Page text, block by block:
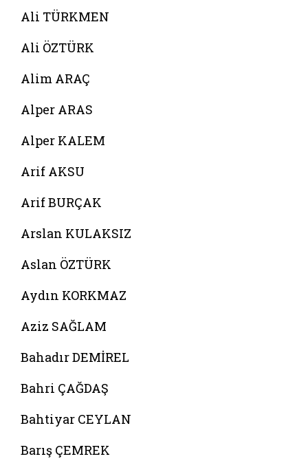
Ali TÜRKMEN
Ali ÖZTÜRK
Alim ARAÇ
Alper ARAS
Alper KALEM
Arif AKSU
Arif BURÇAK
Arslan KULAKSIZ
Aslan ÖZTÜRK
Aydın KORKMAZ
Aziz SAĞLAM
Bahadır DEMİREL
Bahri ÇAĞDAŞ
Bahtiyar CEYLAN
Barış ÇEMREK